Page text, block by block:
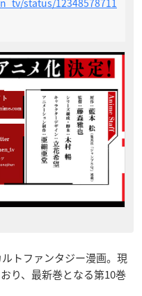
トファンタジー漫画。現
り、最新巻となる第10巻